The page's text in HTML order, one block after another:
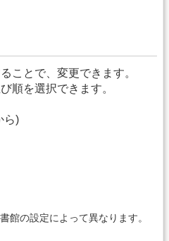
ことで、変更できます。
順を選択できます。
ら)
館の設定によって異なります。